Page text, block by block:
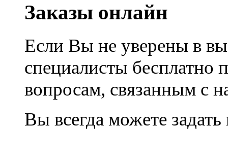
Заказы онлайн
Если Вы не уверены в
специалисты
вопросам, связанным с
Вы всегда можете